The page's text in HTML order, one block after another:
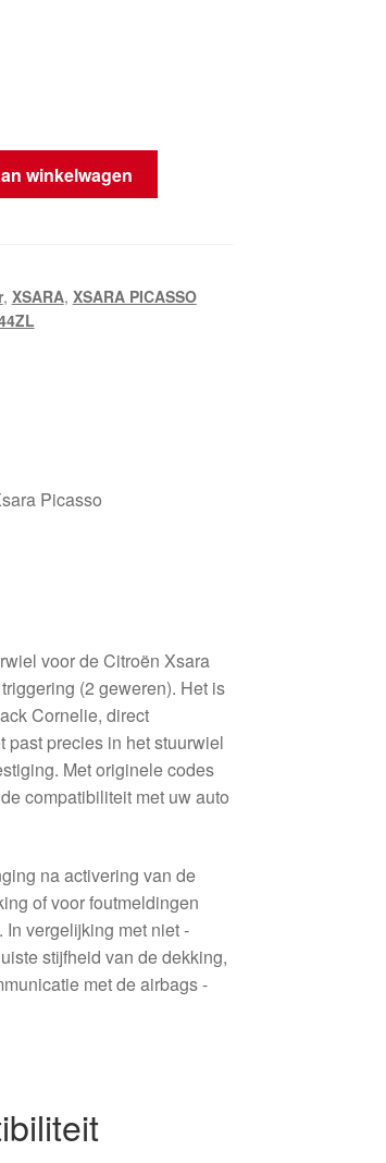
winkelwagen
, XSARA, XSARA PICASSO
Picasso
voor de Citroën Xsara
(2 geweren). Het is
Cornelie, direct
past precies in het stuurwiel
Met originele codes
compatibiliteit met uw auto
na activering van de
of voor foutmeldingen
vergelijking met niet -
stijfheid van de dekking,
met de airbags -